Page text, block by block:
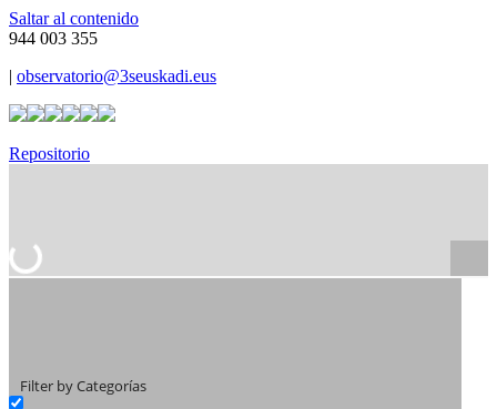
Saltar al contenido
944 003 355
| observatorio@3seuskadi.eus
Repositorio
Filter by Categorías